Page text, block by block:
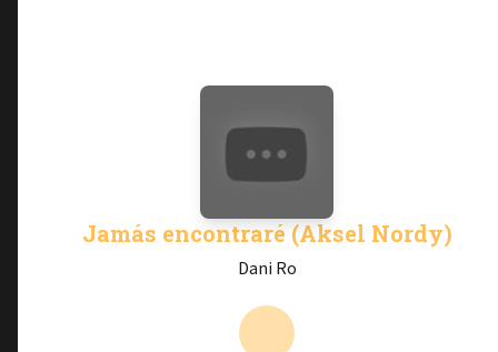
Jamás encontraré (Aksel Nordy)
Dani Ro